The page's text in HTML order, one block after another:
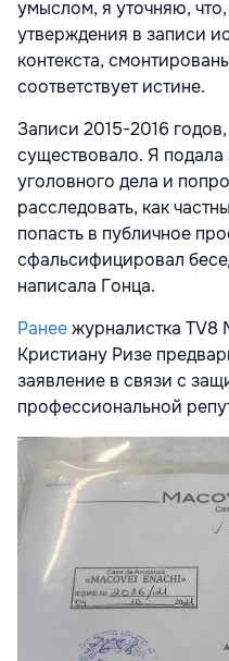
умыслом, я уточняю,
утверждения в записи
контекста,
соответствует истине.
Записи 2015-2016
существовало. Я
уголовного дела и
расследовать, как
попасть в публичное
сфальсифицировал
написала Гонца.
Ранеежурналистка TV8
Кристиану Ризе
заявление в связи с
профессиональной